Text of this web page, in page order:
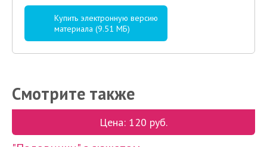
Купить электронную версию
материала (9.51 МБ)
Смотрите также
Цена: 120 руб.